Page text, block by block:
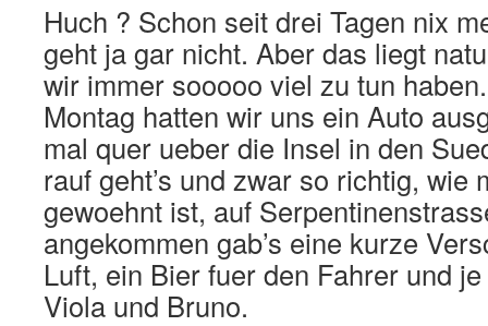
Huch ? Schon seit drei Tagen nix
geht ja gar nicht. Aber das liegt
wir immer sooooo viel zu tun
Montag hatten wir uns ein Auto
mal quer ueber die Insel in den
rauf geht’s und zwar so richtig, wie
gewoehnt ist, auf
angekommen gab’s eine kurze
Luft, ein Bier fuer den Fahrer und
Viola und Bruno.